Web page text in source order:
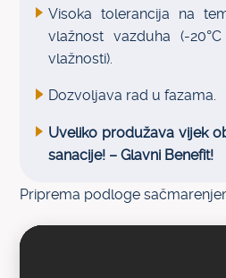
Visoka tolerancija na
vlažnost vazduha (-
vlažnosti).
Dozvoljava rad u fazama.
Uveliko produžava vijek
sanacije! – Glavni Benefit!
Priprema podloge